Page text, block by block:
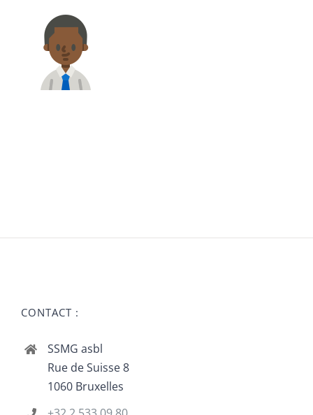
CONTACT :
SSMG asbl
Rue de Suisse 8
1060 Bruxelles